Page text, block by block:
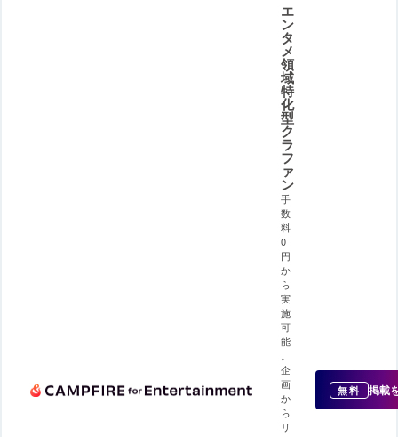
エ
ン
タ
メ
領
域
特
化
型
ク
ラ
フ
ァ
ン
手
数
料
0
円
か
ら
実
施
可
能
。
企
画
か
ら
リ
無料 掲載